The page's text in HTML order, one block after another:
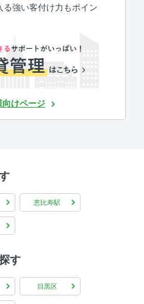
る強い客付け力もポイン
けページ
恵比寿駅
す
目黒区